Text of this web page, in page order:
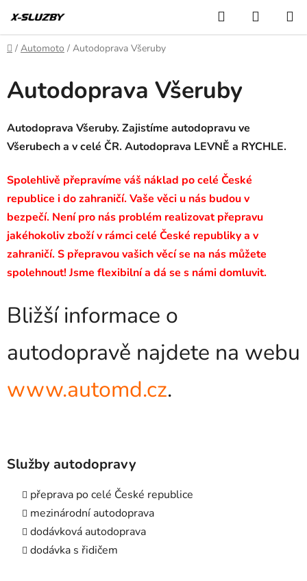
na
obsah
Hledat
KOŠÍK
Domů
/ Automoto / Autodoprava Všeruby
Autodoprava Všeruby
Autodoprava Všeruby. Zajistíme autodopravu ve
Všerubech a v celé ČR. Autodoprava LEVNĚ a RYCHLE.
Spolehlivě přepravíme váš náklad po celé České
republice i do zahraničí. Vaše věci u nás budou v
bezpečí. Není pro nás problém realizovat přepravu
jakéhokoliv zboží v rámci celé České republiky a v
zahraničí. S přepravou vašich věcí se na nás můžete
spolehnout! Jsme flexibilní a dá se s námi domluvit.
Bližší informace o
autodopravě najdete na webu
www.automd.cz.
Služby autodopravy
přeprava po celé České republice
mezinárodní autodoprava
dodávková autodoprava
dodávka s řidičem